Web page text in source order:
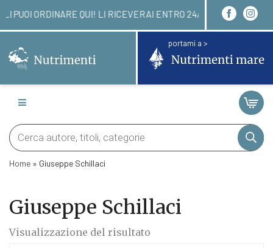
LI PUOI ORDINARE QUI! LI RICEVERAI
portami a >
Products
search
Home » Giuseppe Schillaci
Giuseppe Schillaci
Visualizzazione del risultato